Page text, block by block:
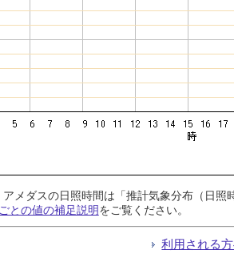
メダスの日照時間は「推計気象分布（日
との値の補足説明をご覧ください。
利用される